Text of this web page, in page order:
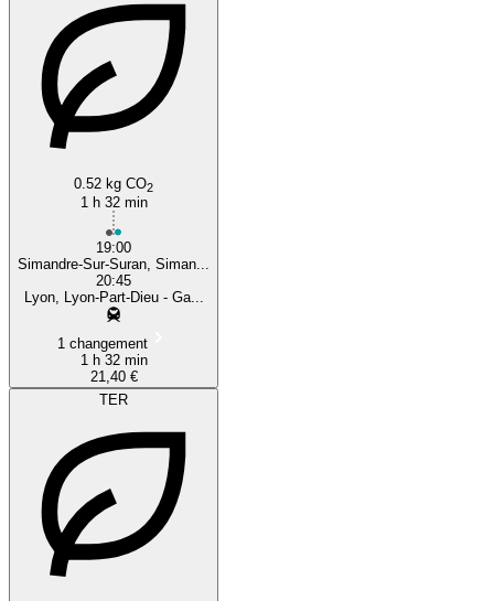
0.52 kg CO2
1 h 32 min
19:00
Simandre-Sur-Suran, Siman...
20:45
Lyon, Lyon-Part-Dieu - Ga...
1 changement
1 h 32 min
21,40 €
TER